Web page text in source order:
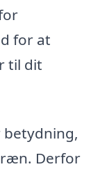
for at
til dit
betydning,
Derfor